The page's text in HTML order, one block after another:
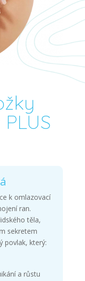
k omlazovací
ran.
těla,
sekretem
povlak, který:
a růstu